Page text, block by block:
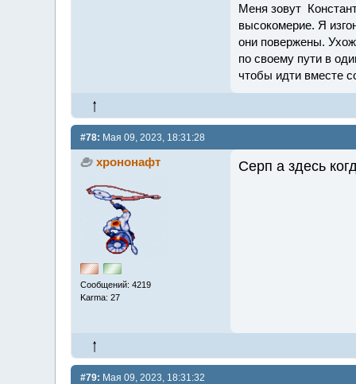
Меня зовут
высокомерие. Я
они повержены.
по своему пути в
чтобы идти вместе
#78: Мая 09, 2023, 18:31:28
хрононафт
Сообщений: 4219
Karma: 27
Серп а здесь
#79: Мая 09, 2023, 18:31:32